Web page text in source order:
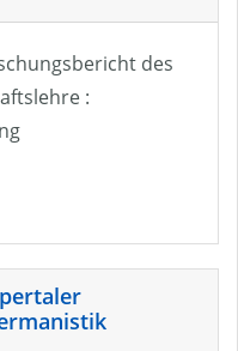
des
: